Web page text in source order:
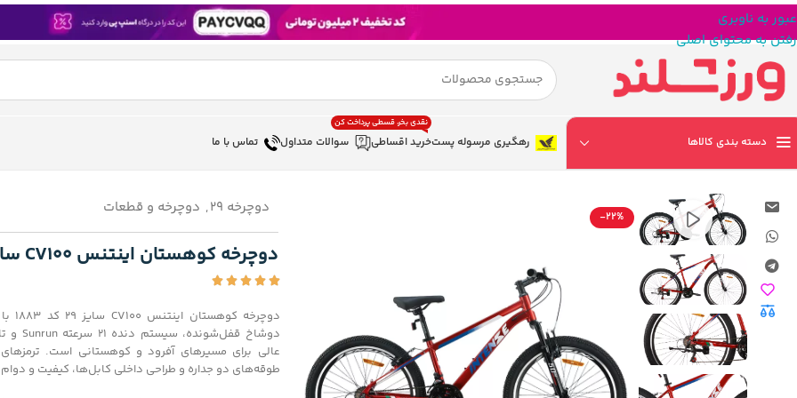
عبور به ناوبری
رفتن به محتوای اصلی
دسته بندی کالاها رهگیری مرسوله پستخرید اقساطی
نقدی بخر، قسطی پرداخت کن
سوالات متداول تماس با ما
-22% دوچرخه 29 , دوچرخه و قطعات
دوچرخه کوهستان اینتنس CV100 سایز 29 کد 1883
طوقه‌های دو جداره و طراحی داخلی کابل‌ها، کیفیت و دوام